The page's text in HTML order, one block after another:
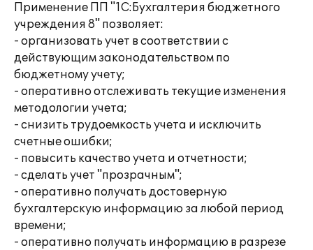
Применение ПП "1С:Бухгалтерия бюджетного
учреждения 8" позволяет:
- организовать учет в соответствии с
действующим законодательством по
бюджетному учету;
- оперативно отслеживать текущие изменения
методологии учета;
- снизить трудоемкость учета и исключить
счетные ошибки;
- повысить качество учета и отчетности;
- сделать учет "прозрачным";
- оперативно получать достоверную
бухгалтерскую информацию за любой период
времени;
- оперативно получать информацию в разрезе